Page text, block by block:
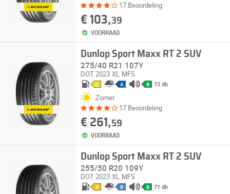
17 Beoordeling
€ 103,39
VOORRAAD
Dunlop Sport Maxx RT 2 SUV
275/40 R21 107Y
DOT 2023 XL MFS
C A B 72 db
Zomer
17 Beoordeling
€ 261,59
VOORRAAD
Dunlop Sport Maxx RT 2 SUV
255/50 R20 109Y
DOT 2023 XL MFS
D B B 71 db